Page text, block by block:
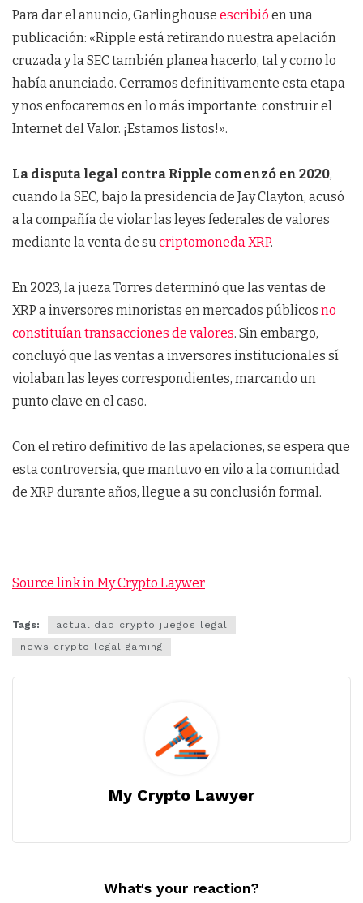
Para dar el anuncio, Garlinghouse escribió en una
publicación: «Ripple está retirando nuestra apelación
cruzada y la SEC también planea hacerlo, tal y como lo
había anunciado. Cerramos definitivamente esta etapa
y nos enfocaremos en lo más importante: construir el
Internet del Valor. ¡Estamos listos!».
La disputa legal contra Ripple comenzó en 2020,
cuando la SEC, bajo la presidencia de Jay Clayton, acusó
a la compañía de violar las leyes federales de valores
mediante la venta de sucriptomonedaXRP.
En 2023, la jueza Torres determinó que las ventas de
XRP a inversores minoristas en mercados públicos no
constituían transacciones de valores. Sin embargo,
concluyó que las ventas a inversores institucionales sí
violaban las leyes correspondientes, marcando un
punto clave en el caso.
Con el retiro definitivo de las apelaciones, se espera que
esta controversia, que mantuvo en vilo a la comunidad
de XRP durante años, llegue a su conclusión formal.
Source link in My Crypto Laywer
Tags:
actualidad crypto juegos legal
news crypto legal gaming
My Crypto Lawyer
What's your reaction?